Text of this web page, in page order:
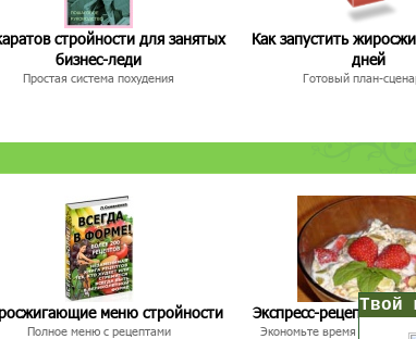
стройности для занятых
бизнес-леди
Простая система похудения
Как запустить
дней
Готовый план-
меню стройности
Полное меню с рецептами
Экспресс-рецепты
Экономьте время и